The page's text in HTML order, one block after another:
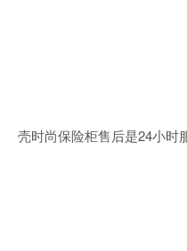
壳时尚保险柜售后是24小时